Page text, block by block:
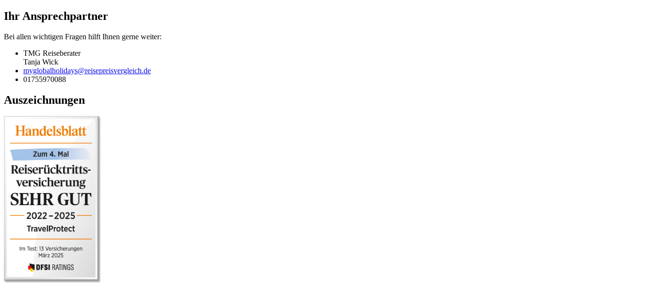
Ihr Ansprechpartner
Bei allen wichtigen Fragen hilft Ihnen gerne weiter:
TMG Reiseberater
Tanja Wick
myglobalholidays@reisepreisvergleich.de
01755970088
Auszeichnungen